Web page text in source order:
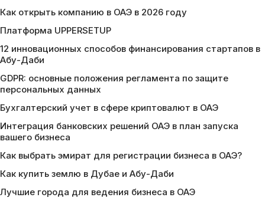
Как открыть компанию в ОАЭ в 2026 году
Платформа UPPERSETUP
12 инновационных способов финансирования стартапов в
Абу-Даби
GDPR: основные положения регламента по защите
персональных данных
Бухгалтерский учет в сфере криптовалют в ОАЭ
Интеграция банковских решений ОАЭ в план запуска
вашего бизнеса
Как выбрать эмират для регистрации бизнеса в ОАЭ?
Как купить землю в Дубае и Абу-Даби
Лучшие города для ведения бизнеса в ОАЭ